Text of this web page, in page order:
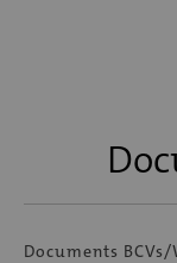
Documents